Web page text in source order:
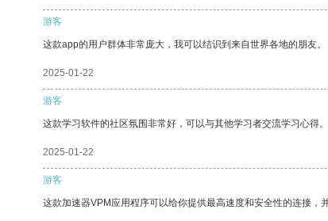
游客
这款app的用户群体非常庞大，我可以结识到来自世界各地的朋友。
2025-01-22
游客
这款学习软件的社区氛围非常好，可以与其他学习者交流学习心得。
2025-01-22
游客
这款加速器VPM应用程序可以给你提供最高速度和安全性的连接，